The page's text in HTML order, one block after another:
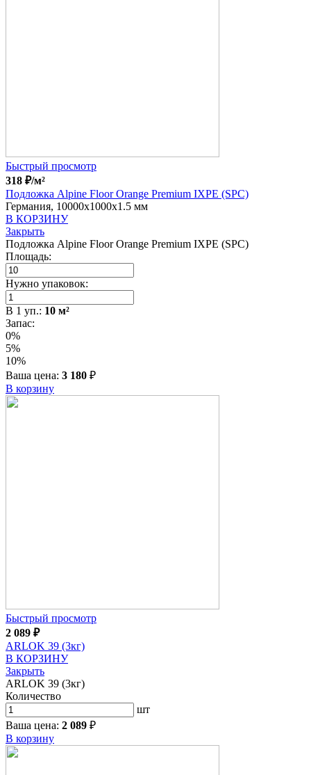
Быстрый просмотр
318 ₽/м²
Подложка Alpine Floor Orange Premium IXPE (SPC)
Германия, 10000x1000x1.5 мм
В КОРЗИНУ
Закрыть
Подложка Alpine Floor Orange Premium IXPE (SPC)
Площадь:
Нужно упаковок:
В 1 уп.: 10 м²
Запас:
0%
5%
10%
Ваша цена: 3 180 ₽
В корзину
Быстрый просмотр
2 089 ₽
ARLOK 39 (3кг)
В КОРЗИНУ
Закрыть
ARLOK 39 (3кг)
Количество
шт
Ваша цена: 2 089 ₽
В корзину